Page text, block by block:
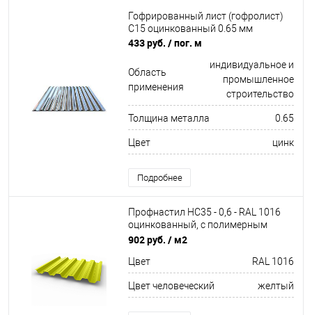
Гофрированный лист (гофролист)
С15 оцинкованный 0.65 мм
433 руб. / пог. м
Область
применения
индивидуальное и
промышленное
строительство
Толщина металла 0.65
Цвет цинк
Подробнее
Профнастил НС35 - 0,6 - RAL 1016
оцинкованный, с полимерным
покрытием (Полиэстер)
902 руб. / м2
Цвет RAL 1016
Цвет человеческий желтый